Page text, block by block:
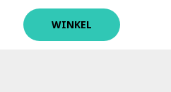
WINKEL